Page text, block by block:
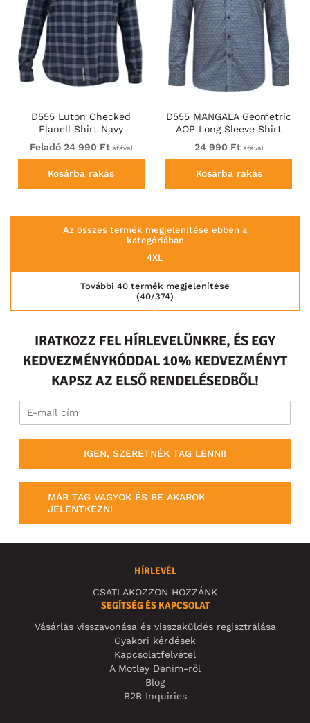
D555 Luton Checked
Flanell Shirt Navy
Feladó 24 990 Ftáfával
Kosárba rakás
D555 MANGALA Geometric
AOP Long Sleeve Shirt
With Concealed Button
Down Collar Navy
24 990 Ftáfával
Kosárba rakás
Az összes termék megjelenítése ebben a
kategóriában
4XL
(40/374)
További 40 termék megjelenítése
IRATKOZZ FEL HÍRLEVELÜNKRE, ÉS EGY
KEDVEZMÉNYKÓDDAL 10% KEDVEZMÉNYT
KAPSZ AZ ELSŐ RENDELÉSEDBŐL!
IGEN, SZERETNÉK TAG LENNI!
MÁR TAG VAGYOK ÉS BE AKAROK
JELENTKEZNI
HÍRLEVÉL
CSATLAKOZZON HOZZÁNK
SEGÍTSÉG ÉS KAPCSOLAT
Vásárlás visszavonása és visszaküldés regisztrálása
Gyakori kérdések
Kapcsolatfelvétel
A Motley Denim-ről
Blog
B2B Inquiries